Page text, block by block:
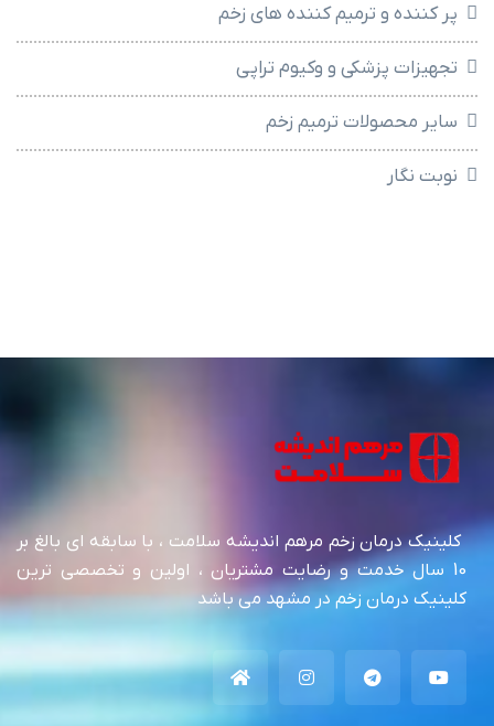
پر کننده و ترمیم کننده های زخم
تجهیزات پزشکی و وکیوم تراپی
سایر محصولات ترمیم زخم
نوبت نگار
کلینیک درمان زخم مرهم اندیشه سلامت ، با سابقه ای بالغ بر
10 سال خدمت و رضایت مشتریان ، اولین و تخصصی ترین
کلینیک درمان زخم در مشهد می باشد